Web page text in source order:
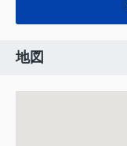
地図